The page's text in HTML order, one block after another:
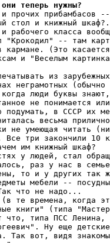
теперь нужны?
прочих прибамбасов
стол и книжный
рабочего класса
"Крокодил" -- там
кармане. (Это
и "Веселым
из
неграмотных
когда люди буквы
не понимается
подумать, в СССР их
весьма
не умеющая читать
три закончили 10
им книжный шкаф?
у людей, стал
раз у нас в
то и у других
мебели --
что не надо...
те времена, когда
книги" (типа
что, типа ПСС Ленина,
Ну еще
Так вот, видя